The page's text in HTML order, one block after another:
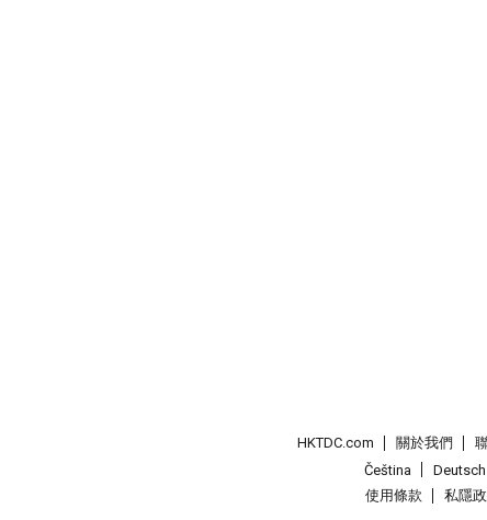
HKTDC.com 關於我們
Čeština
Deutsch
使用條款
私隱